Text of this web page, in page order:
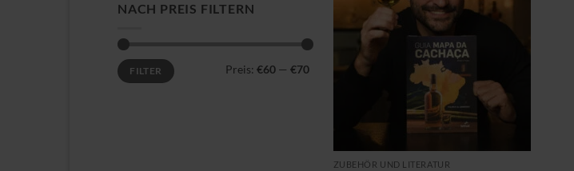
NACH PREIS FILTERN
Min.
Preis
Max.
PreisFILTER Preis: €60 — €70
ZUBEHÖR UND LITERATUR